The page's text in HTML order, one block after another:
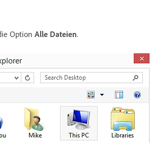
Option Alle Dateien.